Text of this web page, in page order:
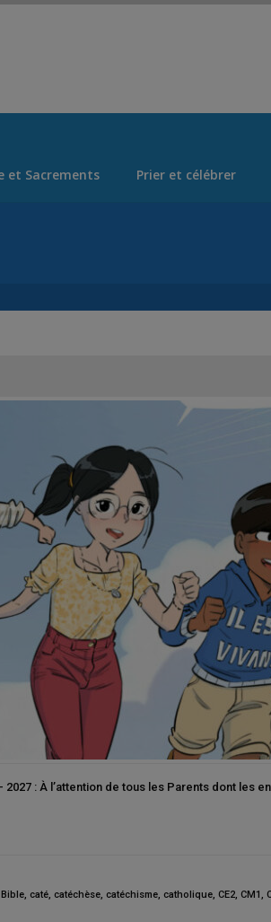
et Sacrements Prier et célébrer
: À l’attention de tous les Parents dont les
Bible, caté, catéchèse, catéchisme, catholique, CE2, CM1,